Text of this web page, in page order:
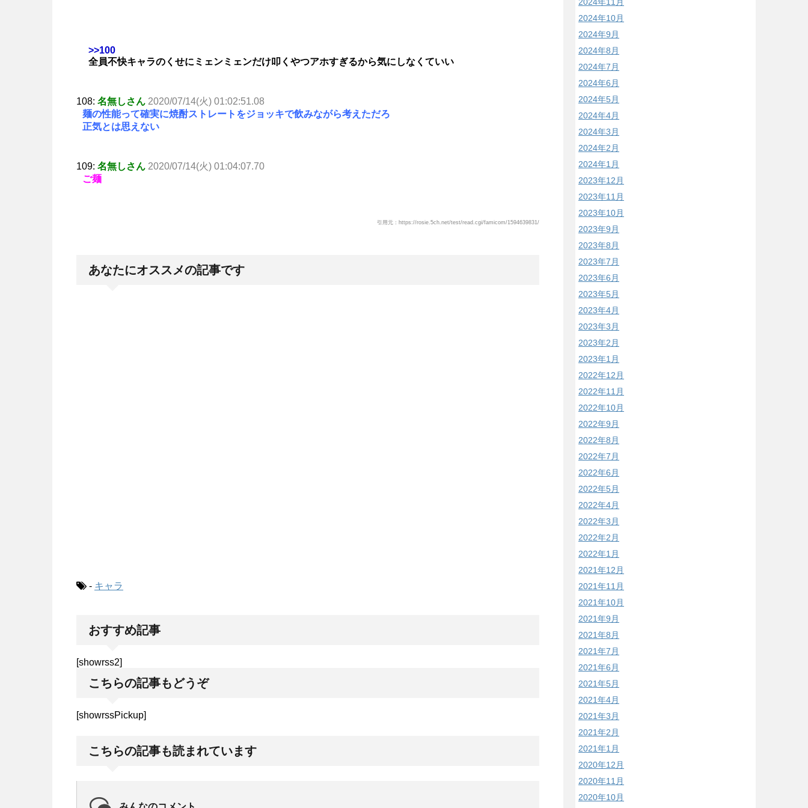
>>100
全員不快キャラのくせにミェンミェンだけ叩くやつアホすぎるから気にしなくていい
108: 名無しさん 2020/07/14(火) 01:02:51.08
麺の性能って確実に焼酎ストレートをジョッキで飲みながら考えただろ
正気とは思えない
109: 名無しさん 2020/07/14(火) 01:04:07.70
ご麺
引用元：https://rosie.5ch.net/test/read.cgi/famicom/1594639831/
あなたにオススメの記事です
- キャラ
おすすめ記事
[showrss2]
こちらの記事もどうぞ
[showrssPickup]
こちらの記事も読まれています
2024年10月
2024年9月
2024年8月
2024年7月
2024年6月
2024年5月
2024年4月
2024年3月
2024年2月
2024年1月
2023年12月
2023年11月
2023年10月
2023年9月
2023年8月
2023年7月
2023年6月
2023年5月
2023年4月
2023年3月
2023年2月
2023年1月
2022年12月
2022年11月
2022年10月
2022年9月
2022年8月
2022年7月
2022年6月
2022年5月
2022年4月
2022年3月
2022年2月
2022年1月
2021年12月
2021年11月
2021年10月
2021年9月
2021年8月
2021年7月
2021年6月
2021年5月
2021年4月
2021年3月
2021年2月
2021年1月
2020年12月
2020年11月
2020年10月